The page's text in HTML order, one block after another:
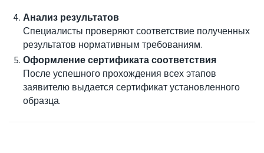
Анализ результатов
Специалисты проверяют соответствие полученных
результатов нормативным требованиям.
Оформление сертификата соответствия
После успешного прохождения всех этапов
заявителю выдается сертификат установленного
образца.